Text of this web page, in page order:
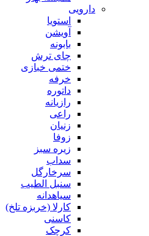
دارویی
استویا
آویشن
بابونه
چای ترش
ختمی خبازی
خرفه
داتوره
رازیانه
راعی
زنیان
زوفا
زیره سبز
سداب
سرخارگل
سنبل الطیب
سیاهدانه
کارلا (خربزه تلخ)
کاسنی
کرچک